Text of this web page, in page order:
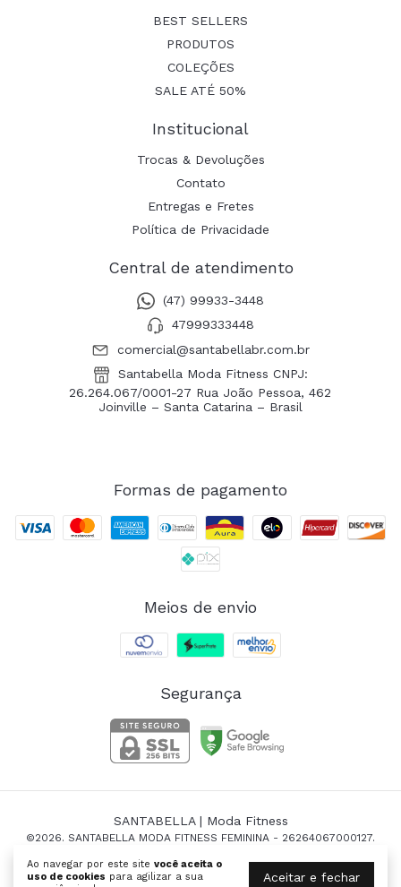
Ao navegar por este site você aceita o
uso de cookies para agilizar a sua
Aceitar e fechar
BEST SELLERS
PRODUTOS
COLEÇÕES
SALE ATÉ 50%
Institucional
Trocas & Devoluções
Contato
Entregas e Fretes
Política de Privacidade
Central de atendimento
(47) 99933-3448
47999333448
comercial@santabellabr.com.br
Santabella Moda Fitness CNPJ:
26.264.067/0001-27 Rua João Pessoa, 462
Joinville – Santa Catarina – Brasil
Formas de pagamento
Meios de envio
Segurança
SANTABELLA | Moda Fitness
©2026. SANTABELLA MODA FITNESS FEMININA - 26264067000127.